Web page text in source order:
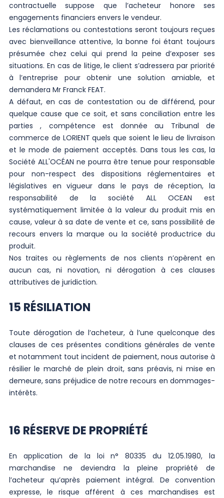
contractuelle suppose que l’acheteur honore ses
engagements financiers envers le vendeur.
Les réclamations ou contestations seront toujours reçues
avec bienveillance attentive, la bonne foi étant toujours
présumée chez celui qui prend la peine d’exposer ses
situations. En cas de litige, le client s’adressera par priorité
à l’entreprise pour obtenir une solution amiable, et
demandera Mr Franck FEAT.
A défaut, en cas de contestation ou de différend, pour
quelque cause que ce soit, et sans conciliation entre les
parties , compétence est donnée au Tribunal de
commerce de LORIENT quels que soient le lieu de livraison
et le mode de paiement acceptés. Dans tous les cas, la
Société ALL'OCÉAN ne pourra être tenue pour responsable
pour non-respect des dispositions réglementaires et
législatives en vigueur dans le pays de réception, la
responsabilité de la société ALL OCEAN est
systématiquement limitée à la valeur du produit mis en
cause, valeur à sa date de vente et ce, sans possibilité de
recours envers la marque ou la société productrice du
produit.
Nos traites ou règlements de nos clients n’opèrent en
aucun cas, ni novation, ni dérogation à ces clauses
attributives de juridiction.
15 RÉSILIATION
Toute dérogation de l’acheteur, à l’une quelconque des
clauses de ces présentes conditions générales de vente
et notamment tout incident de paiement, nous autorise à
résilier le marché de plein droit, sans préavis, ni mise en
demeure, sans préjudice de notre recours en dommages-
intérêts.
16 RÉSERVE DE PROPRIÉTÉ
En application de la loi n° 80335 du 12.05.1980, la
marchandise ne deviendra la pleine propriété de
l’acheteur qu’après paiement intégral. De convention
expresse, le risque afférent à ces marchandises est